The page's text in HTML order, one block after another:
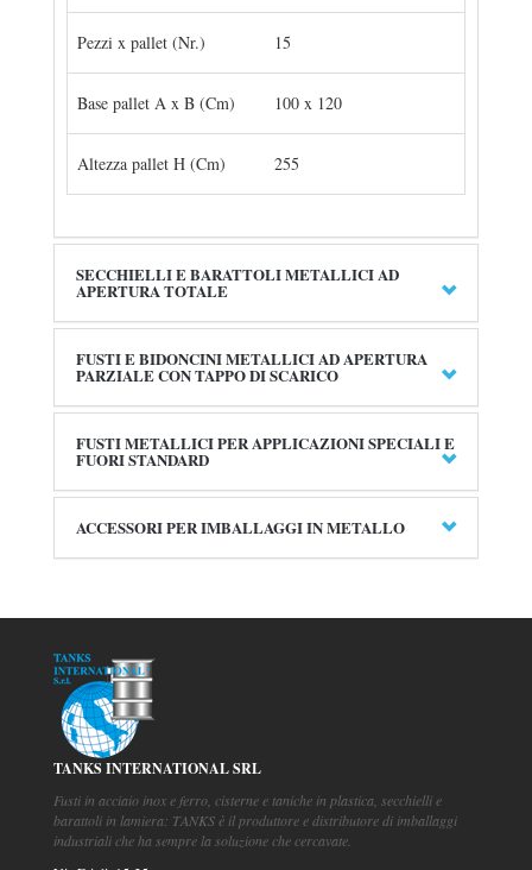
Pezzi x pallet (Nr.) 15
Base pallet A x B (Cm) 100 x 120
Altezza pallet H (Cm) 255
SECCHIELLI E BARATTOLI METALLICI AD
APERTURA TOTALE
FUSTI E BIDONCINI METALLICI AD APERTURA
PARZIALE CON TAPPO DI SCARICO
FUSTI METALLICI PER APPLICAZIONI SPECIALI E
FUORI STANDARD
ACCESSORI PER IMBALLAGGI IN METALLO
TANKS INTERNATIONAL SRL
Fusti in acciaio inox e ferro, cisterne e taniche in plastica, secchielli e
barattoli in lamiera: TANKS è il produttore e distributore di imballaggi
industriali che ha sempre la soluzione che cercavate.